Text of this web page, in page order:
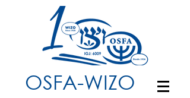
OSFA-WIZO